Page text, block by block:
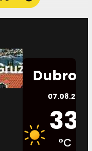
07.08.2026.
33
°C